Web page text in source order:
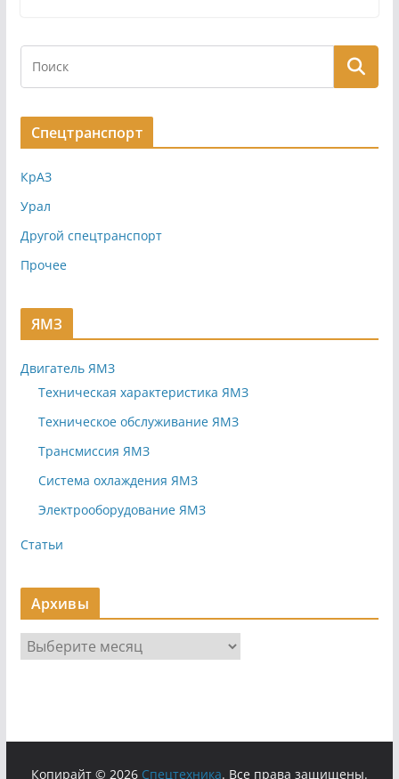
Спецтранспорт
КрАЗ
Урал
Другой спецтранспорт
Прочее
ЯМЗ
Двигатель ЯМЗ
Техническая характеристика ЯМЗ
Техническое обслуживание ЯМЗ
Трансмиссия ЯМЗ
Система охлаждения ЯМЗ
Электрооборудование ЯМЗ
Статьи
Архивы
р
Копирайт © 2026 Cпецтехника. Все права защищены.